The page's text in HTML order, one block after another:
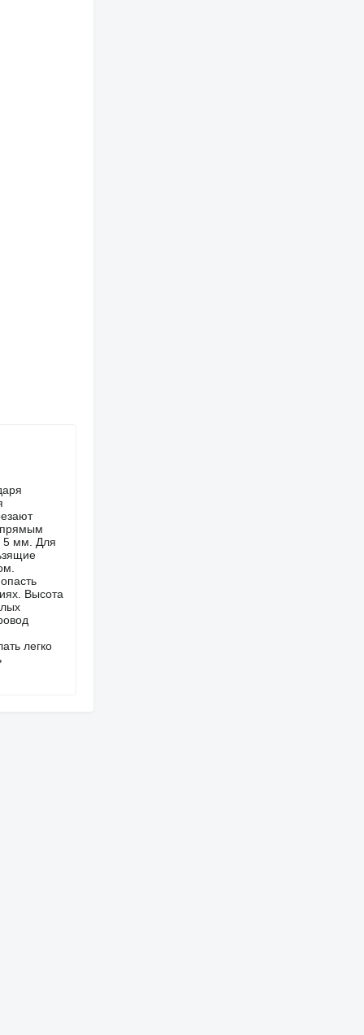
прямым
5 мм. Для
Высота
легко